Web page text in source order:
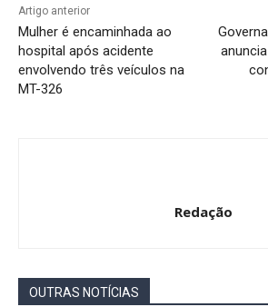
Artigo anterior
Mulher é encaminhada ao
hospital após acidente
envolvendo três veículos na
MT-326
Redação
OUTRAS NOTÍCIAS